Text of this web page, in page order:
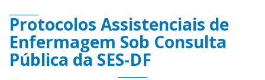
Protocolos Assistenciais de
Enfermagem Sob Consulta
Pública da SES-DF